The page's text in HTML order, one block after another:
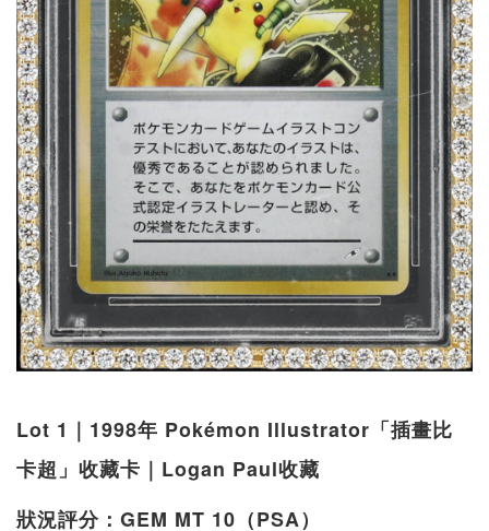
Lot 1｜1998年 Pokémon Illustrator「插畫比
卡超」收藏卡｜Logan Paul收藏
狀況評分：GEM MT 10（PSA）